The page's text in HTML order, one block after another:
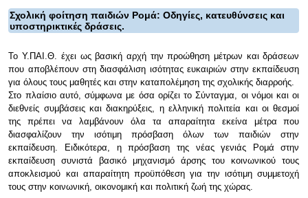
Σχολική φοίτηση παιδιών Ρομά: Οδηγίες, κατευθύνσεις και
υποστηρικτικές δράσεις.
Το Υ.ΠΑΙ.Θ. έχει ως βασική αρχή την προώθηση μέτρων και δράσεων
που αποβλέπουν στη διασφάλιση ισότητας ευκαιριών στην εκπαίδευση
για όλους τους μαθητές και στην καταπολέμηση της σχολικής διαρροής.
Στο πλαίσιο αυτό, σύμφωνα με όσα ορίζει το Σύνταγμα, οι νόμοι και οι
διεθνείς συμβάσεις και διακηρύξεις, η ελληνική πολιτεία και οι θεσμοί
της πρέπει να λαμβάνουν όλα τα απαραίτητα εκείνα μέτρα που
διασφαλίζουν την ισότιμη πρόσβαση όλων των παιδιών στην
εκπαίδευση. Ειδικότερα, η πρόσβαση της νέας γενιάς Ρομά στην
εκπαίδευση συνιστά βασικό μηχανισμό άρσης του κοινωνικού τους
αποκλεισμού και απαραίτητη προϋπόθεση για την ισότιμη συμμετοχή
τους στην κοινωνική, οικονομική και πολιτική ζωή της χώρας.